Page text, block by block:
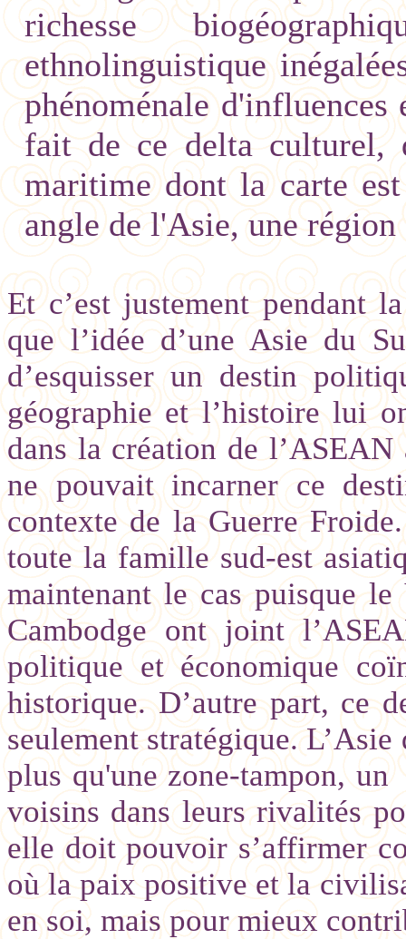
richesse
ethnolinguistique
phénoménale d'influences
fait de ce delta culturel,
maritime dont la carte
angle de l'Asie, une région
Et c’est justement pendant
que l’idée d’une Asie du
d’esquisser un destin
géographie et l’histoire lui
dans la création de
ne pouvait incarner ce
contexte de la Guerre
toute la famille sud-est
maintenant le cas puisque
Cambodge ont joint
politique et économique
historique. D’autre part, ce
seulement stratégique.
plus qu'une zone-tampon, un
voisins dans leurs rivalités
elle doit pouvoir s’affirmer
où la paix positive et la
en soi, mais pour mieux